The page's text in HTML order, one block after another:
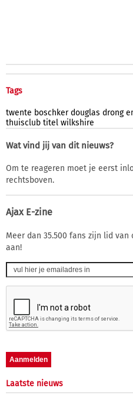
Tags
twente boschker douglas drong
thuisclub titel wilkshire
Wat vind jij van dit nieuws?
Om te reageren moet je eerst
rechtsboven.
Ajax E-zine
Meer dan 35.500 fans zijn lid
aan!
Laatste nieuws